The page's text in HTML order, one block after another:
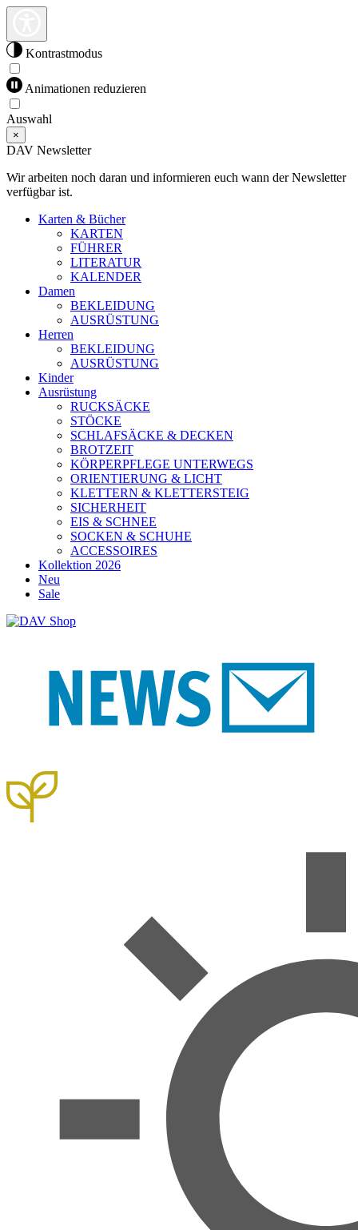
Kontrastmodus
Animationen reduzieren
Auswahl
×
DAV Newsletter
Wir arbeiten noch daran und informieren euch wann der Newsletter
verfügbar ist.
Karten & Bücher
KARTEN
FÜHRER
LITERATUR
KALENDER
Damen
BEKLEIDUNG
AUSRÜSTUNG
Herren
BEKLEIDUNG
AUSRÜSTUNG
Kinder
Ausrüstung
RUCKSÄCKE
STÖCKE
SCHLAFSÄCKE & DECKEN
BROTZEIT
KÖRPERPFLEGE UNTERWEGS
ORIENTIERUNG & LICHT
KLETTERN & KLETTERSTEIG
SICHERHEIT
EIS & SCHNEE
SOCKEN & SCHUHE
ACCESSOIRES
Kollektion 2026
Neu
Sale